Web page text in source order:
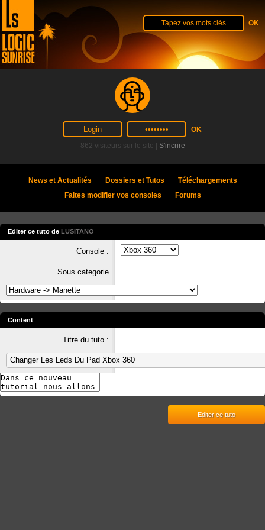
862 visiteurs sur le site | S'incrire
News et Actualités Dossiers et Tutos
Téléchargements
Faites modifier vos consoles
Forums
Editer ce tuto de LUSITANO
Console :
Sous categorie
Content
Titre du tuto :